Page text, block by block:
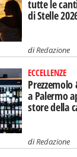
tutte le
di Stelle
diRedazione
ECCELLENZE
Prezzemolo
a Palermo
store della
diRedazione